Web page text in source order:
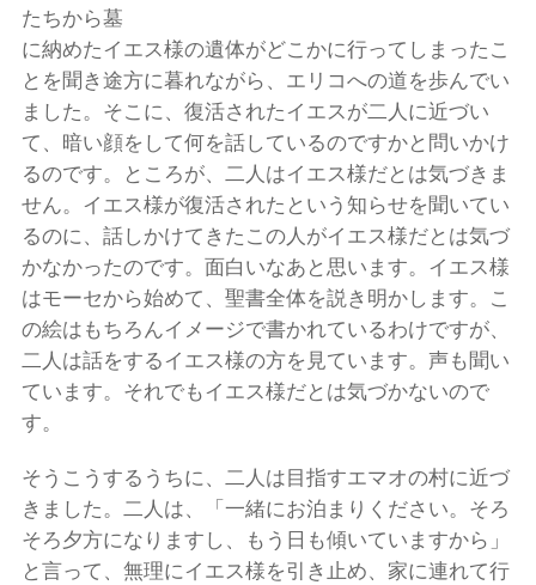
たちから墓
に納めたイエス様の遺体がどこかに行ってしまったこ
とを聞き途方に暮れながら、エリコへの道を歩んでい
ました。そこに、復活されたイエスが二人に近づい
て、暗い顔をして何を話しているのですかと問いかけ
るのです。ところが、二人はイエス様だとは気づきま
せん。イエス様が復活されたという知らせを聞いてい
るのに、話しかけてきたこの人がイエス様だとは気づ
かなかったのです。面白いなあと思います。イエス様
はモーセから始めて、聖書全体を説き明かします。こ
の絵はもちろんイメージで書かれているわけですが、
二人は話をするイエス様の方を見ています。声も聞い
ています。それでもイエス様だとは気づかないので
す。
そうこうするうちに、二人は目指すエマオの村に近づ
きました。二人は、「一緒にお泊まりください。そろ
そろ夕方になりますし、もう日も傾いていますから」
と言って、無理にイエス様を引き止め、家に連れて行